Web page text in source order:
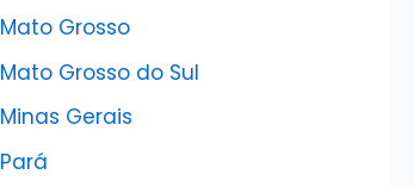
Mato Grosso
Mato Grosso do Sul
Minas Gerais
Pará